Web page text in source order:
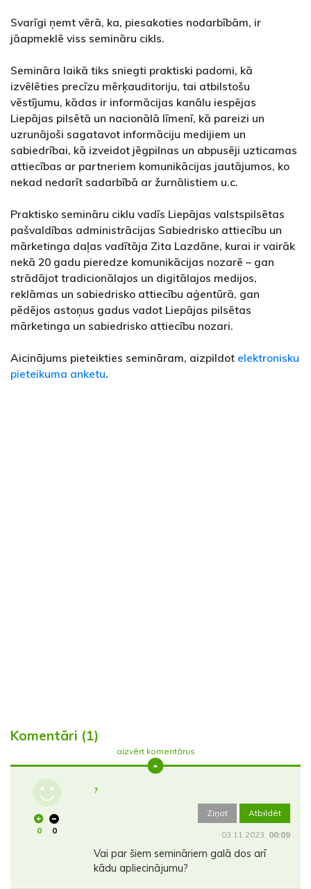
Svarīgi ņemt vērā, ka, piesakoties nodarbībām, ir
jāapmeklē viss semināru cikls.
Semināra laikā tiks sniegti praktiski padomi, kā
izvēlēties precīzu mērķauditoriju, tai atbilstošu
vēstījumu, kādas ir informācijas kanālu iespējas
Liepājas pilsētā un nacionālā līmenī, kā pareizi un
uzrunājoši sagatavot informāciju medijiem un
sabiedrībai, kā izveidot jēgpilnas un abpusēji uzticamas
attiecības ar partneriem komunikācijas jautājumos, ko
nekad nedarīt sadarbībā ar žurnālistiem u.c.
Praktisko semināru ciklu vadīs Liepājas valstspilsētas
pašvaldības administrācijas Sabiedrisko attiecību un
mārketinga daļas vadītāja Zita Lazdāne, kurai ir vairāk
nekā 20 gadu pieredze komunikācijas nozarē – gan
strādājot tradicionālajos un digitālajos medijos,
reklāmas un sabiedrisko attiecību aģentūrā, gan
pēdējos astoņus gadus vadot Liepājas pilsētas
mārketinga un sabiedrisko attiecību nozari.
Aicinājums pieteikties semināram, aizpildot elektronisku
pieteikuma anketu.
Komentāri (1)
aizvērt komentārus
0 0
?
Ziņot Atbildēt
03.11.2023. 00:09
Vai par šiem semināriem galā dos arī
kādu apliecinājumu?